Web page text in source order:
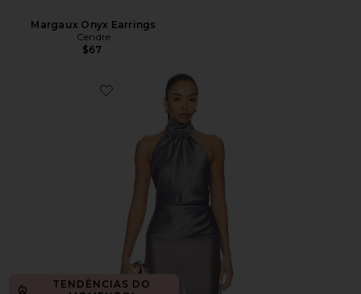
Margaux Onyx Earrings
Cendre
$67
Favorite Tilda Top
TENDÊNCIAS DO